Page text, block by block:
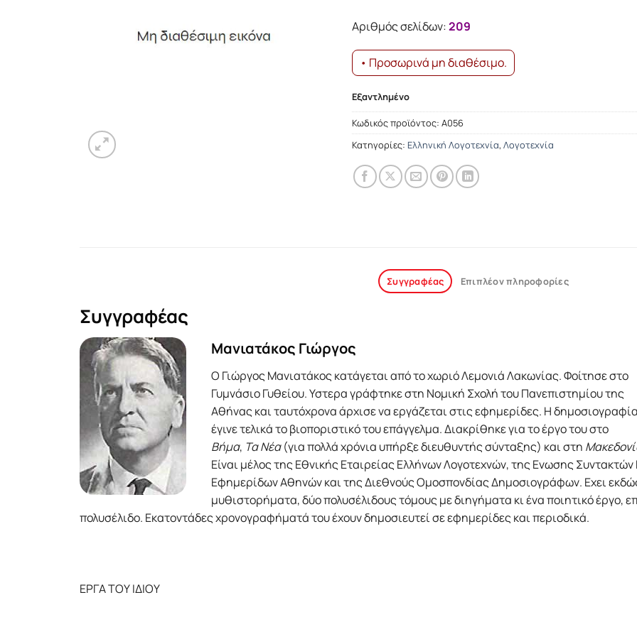
13.25€.
Αριθμός σελίδων:209
• Προσωρινά μη διαθέσιμο.
Εξαντλημένο
Κωδικός προϊόντος:Α056
Κατηγορίες: Ελληνική Λογοτεχνία,Λογοτεχνία
Συγγραφέας Επιπλέον πληροφορίες
Συγγραφέας
Μανιατάκος Γιώργος
Ο Γιώργος Μανιατάκος κατάγεται από το χωριό Λεμονιά Λακωνίας. Φοίτησε στο
Γυμνάσιο Γυθείου. Υστερα γράφτηκε στη Νομική Σχολή του Πανεπιστημίου της
Αθήνας και ταυτόχρονα άρχισε να εργάζεται στις εφημερίδες. Η
έγινε τελικά το βιοποριστικό του επάγγελμα. Διακρίθηκε για το έργο του στο
Βήμα, Τα Νέα(για πολλά χρόνια υπήρξε διευθυντής σύνταξης) και στη
Είναι μέλος της Εθνικής Εταιρείας Ελλήνων Λογοτεχνών, της Ενωσης
Εφημερίδων Αθηνών και της Διεθνούς Ομοσπονδίας Δημοσιογράφων. Εχει
μυθιστορήματα, δύο πολυσέλιδους τόμους με διηγήματα κι ένα ποιητικό έργο,
πολυσέλιδο. Εκατοντάδες χρονογραφήματά του έχουν δημοσιευτεί σε εφημερίδες και περιοδικά.
ΕΡΓΑ ΤΟΥ ΙΔΙΟΥ